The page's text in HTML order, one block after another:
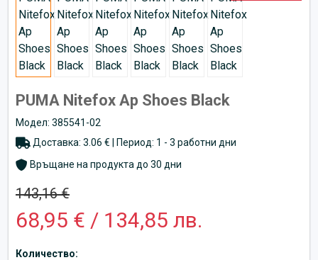
PUMA Nitefox Ap Shoes Black
Модел: 385541-02
Доставка: 3.06 € | Период: 1 - 3 работни дни
Връщане на продукта до 30 дни
143,16 €
68,95 € / 134,85 лв.
Количество: